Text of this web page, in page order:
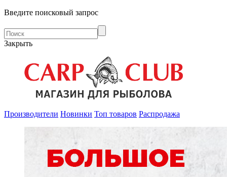
Введите поисковый запрос
Закрыть
Производители Новинки Топ товаров Распродажа